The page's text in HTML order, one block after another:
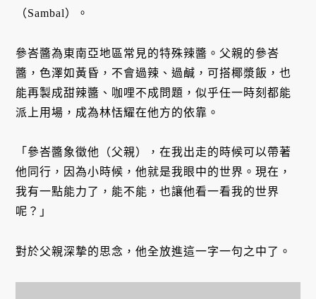
（Sambal）。
參峇醬為東南亞地區常見的特殊辣醬。父親的參峇
醬，色澤如黃昏，不會過辣、過鹹，可搭椰漿飯，也
能再製成甜辣醬、咖哩不成問題，似乎任一時刻都能
派上用場，成為林恬耀在他方的依靠。
「參峇醬象徵他（父親），在我出走的時候可以帶著
他同行，因為小時候，他就是我眼中的世界。現在，
我有一點能力了，能不能，也讓他看一看我的世界
呢？」
對於父親深摯的思念，他全放進這一字一句之中了。